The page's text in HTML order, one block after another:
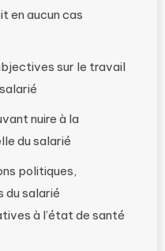
en aucun cas
sur le travail
nuire à la
du salarié
politiques,
du salarié
à l’état de santé